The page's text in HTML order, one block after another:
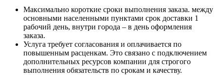
Максимально короткие сроки выполнения заказа. между
основными населенными пунктами срок доставки 1
рабочий день, внутри города – в день оформления
заказа.
Услуга требует согласования и оплачивается по
повышенным расценкам. Это связано с подключением
дополнительных ресурсов компании для строгого
выполнения обязательств по срокам и качеству.